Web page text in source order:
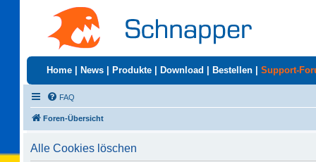
Home News Produkte Download Bestellen Support-
FAQ
Foren-Übersicht
Alle Cookies löschen